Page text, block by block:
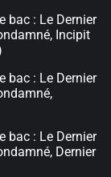
bac : Le Dernier
Incipit
bac : Le Dernier
bac : Le Dernier
Dernier